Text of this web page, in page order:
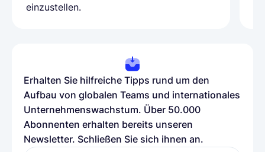
einzustellen.
Erhalten Sie hilfreiche Tipps rund um den
Aufbau von globalen Teams und internationales
Unternehmenswachstum. Über 50.000
Abonnenten erhalten bereits unseren
Newsletter. Schließen Sie sich ihnen an.